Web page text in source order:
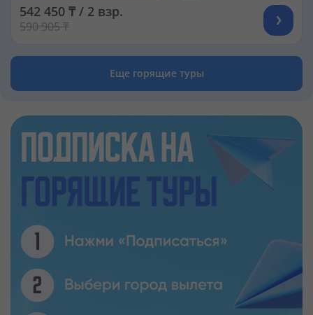
542 450 ₸ / 2 взр.
590 905 ₸
Еще горящие туры